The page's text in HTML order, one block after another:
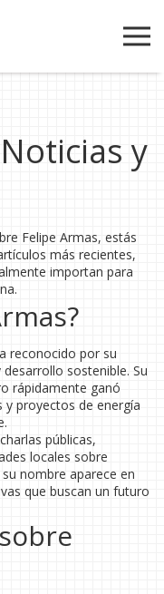
y
Felipe Armas, estás
más recientes,
importan para
reconocido por su
sostenible. Su
rápidamente ganó
y proyectos de energía
públicas,
locales sobre
nombre aparece en
que buscan un futuro